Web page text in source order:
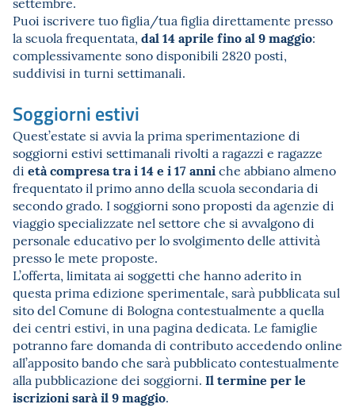
Puoi iscrivere tuo figlia/tua figlia direttamente presso
la scuola frequentata, dal 14 aprile fino al 9 maggio:
complessivamente sono disponibili 2820 posti,
suddivisi in turni settimanali.
Soggiorni estivi
Quest’estate si avvia la prima sperimentazione di
soggiorni estivi settimanali rivolti a ragazzi e ragazze
di età compresa tra i 14 e i 17 anniche abbiano almeno
frequentato il primo anno della scuola secondaria di
secondo grado. I soggiorni sono proposti da agenzie di
viaggio specializzate nel settore che si avvalgono di
personale educativo per lo svolgimento delle attività
presso le mete proposte.
L’offerta, limitata ai soggetti che hanno aderito in
questa prima edizione sperimentale, sarà pubblicata sul
sito del Comune di Bologna contestualmente a quella
dei centri estivi, in una pagina dedicata. Le famiglie
potranno fare domanda di contributo accedendo online
all’apposito bando che sarà pubblicato contestualmente
alla pubblicazione dei soggiorni. Il termine per le
iscrizioni sarà il 9 maggio.